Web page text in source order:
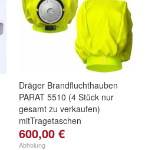
Dräger Brandfluchthauben
PARAT 5510 (4 Stück nur
gesamt zu verkaufen)
mitTragetaschen
600,00 €
Abholung